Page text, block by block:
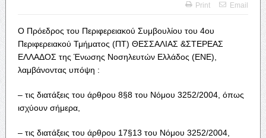
Print
Email
Ο Πρόεδρος του Περιφερειακού Συμβουλίου του 4ου
Περιφερειακού Τμήματος (ΠΤ) ΘΕΣΣΑΛΙΑΣ &ΣΤΕΡΕΑΣ
ΕΛΛΑΔΟΣ της Ένωσης Νοσηλευτών Ελλάδος (ΕΝΕ),
λαμβάνοντας υπόψη :
– τις διατάξεις του άρθρου 8§8 του Νόμου 3252/2004, όπως
ισχύουν σήμερα,
– τις διατάξεις του άρθρου 17§13 του Νόμου 3252/2004,